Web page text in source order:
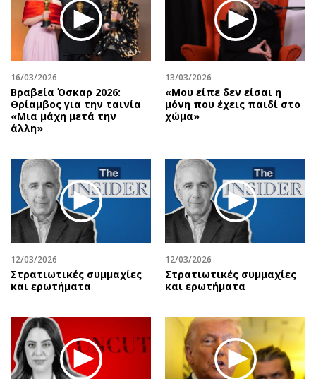
16/03/2026
Βραβεία Όσκαρ 2026:
Θρίαμβος για την ταινία
«Μια μάχη μετά την
άλλη»
13/03/2026
«Μου είπε δεν είσαι η
μόνη που έχεις παιδί στο
χώμα»
12/03/2026
Στρατιωτικές συμμαχίες
και ερωτήματα
12/03/2026
Στρατιωτικές συμμαχίες
και ερωτήματα